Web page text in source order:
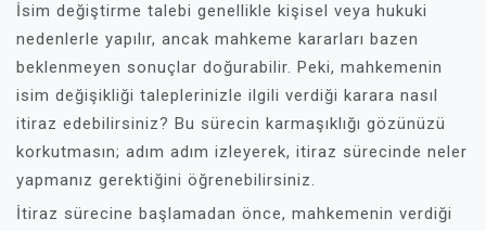
İsim değiştirme talebi genellikle kişisel veya hukuki
nedenlerle yapılır, ancak mahkeme kararları bazen
beklenmeyen sonuçlar doğurabilir. Peki, mahkemenin
isim değişikliği taleplerinizle ilgili verdiği karara nasıl
itiraz edebilirsiniz? Bu sürecin karmaşıklığı gözünüzü
korkutmasın; adım adım izleyerek, itiraz sürecinde neler
yapmanız gerektiğini öğrenebilirsiniz.
İtiraz sürecine başlamadan önce, mahkemenin verdiği